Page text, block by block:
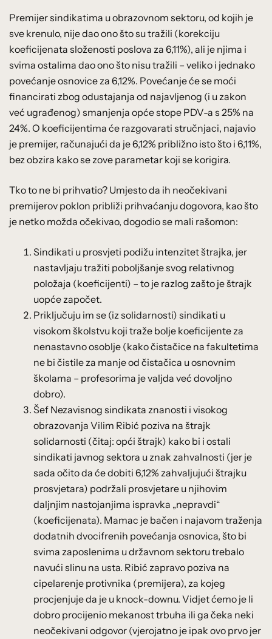
Premijer sindikatima u obrazovnom sektoru, od kojih je
sve krenulo, nije dao ono što su tražili (korekciju
koeficijenata složenosti poslova za 6,11%), ali je njima i
svima ostalima dao ono što nisu tražili – veliko i jednako
povećanje osnovice za 6,12%. Povećanje će se moći
financirati zbog odustajanja od najavljenog (i u zakon
već ugrađenog) smanjenja opće stope PDV-a s 25% na
24%. O koeficijentima će razgovarati stručnjaci, najavio
je premijer, računajući da je 6,12% približno isto što i 6,11%,
bez obzira kako se zove parametar koji se korigira.
Tko to ne bi prihvatio? Umjesto da ih neočekivani
premijerov poklon približi prihvaćanju dogovora, kao što
je netko možda očekivao, dogodio se mali rašomon:
Sindikati u prosvjeti podižu intenzitet štrajka, jer
nastavljaju tražiti poboljšanje svog relativnog
položaja (koeficijenti) – to je razlog zašto je štrajk
uopće započet.
Priključuju im se (iz solidarnosti) sindikati u
visokom školstvu koji traže bolje koeficijente za
nenastavno osoblje (kako čistačice na fakultetima
ne bi čistile za manje od čistačica u osnovnim
školama – profesorima je valjda već dovoljno
dobro).
Šef Nezavisnog sindikata znanosti i visokog
obrazovanja Vilim Ribić poziva na štrajk
solidarnosti (čitaj: opći štrajk) kako bi i ostali
sindikati javnog sektora u znak zahvalnosti (jer je
sada očito da će dobiti 6,12% zahvaljujući štrajku
prosvjetara) podržali prosvjetare u njihovim
daljnjim nastojanjima ispravka „nepravdi“
(koeficijenata). Mamac je bačen i najavom traženja
dodatnih dvocifrenih povećanja osnovica, što bi
svima zaposlenima u državnom sektoru trebalo
navući slinu na usta. Ribić zapravo poziva na
cipelarenje protivnika (premijera), za kojeg
procjenjuje da je u knock-downu. Vidjet ćemo je li
dobro procijenio mekanost trbuha ili ga čeka neki
neočekivani odgovor (vjerojatno je ipak ovo prvo jer